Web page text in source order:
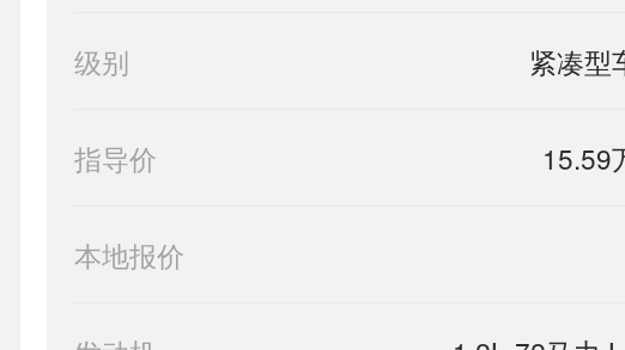
级别 紧凑型
指导价 15.59
本地报价